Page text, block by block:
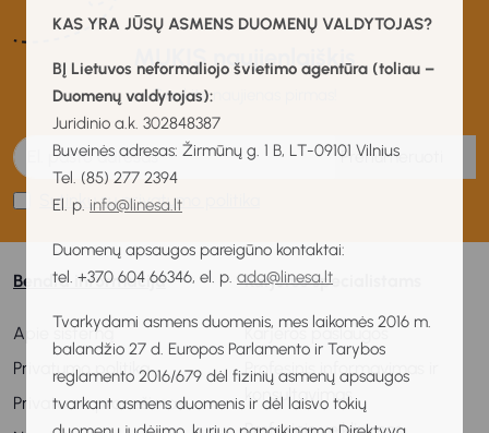
KAS YRA JŪSŲ ASMENS DUOMENŲ VALDYTOJAS?
BĮ Lietuvos neformaliojo švietimo agentūra (toliau –
Duomenų valdytojas):
Juridinio a.k. 302848387
Buveinės adresas: Žirmūnų g. 1 B, LT-09101 Vilnius
Tel. (85) 277 2394
El. p. info@linesa.lt
Duomenų apsaugos pareigūno kontaktai:
tel. +370 604 66346, el. p. ada@linesa.lt
Tvarkydami asmens duomenis, mes laikomės 2016 m.
balandžio 27 d. Europos Parlamento ir Tarybos
reglamento 2016/679 dėl fizinių asmenų apsaugos
tvarkant asmens duomenis ir dėl laisvo tokių
MUKIS naujienlaiškis
Gaukite naujienas pirmas!
Prenumeruoti
Sutinku su privatumo politika
Bendra informacija
Apie sistemą
Privatumo politika
Privatumo pranešimas
Karjeros specialistams
Karjeros paslaugos
Profesinis informavimas ir
konsultavimas